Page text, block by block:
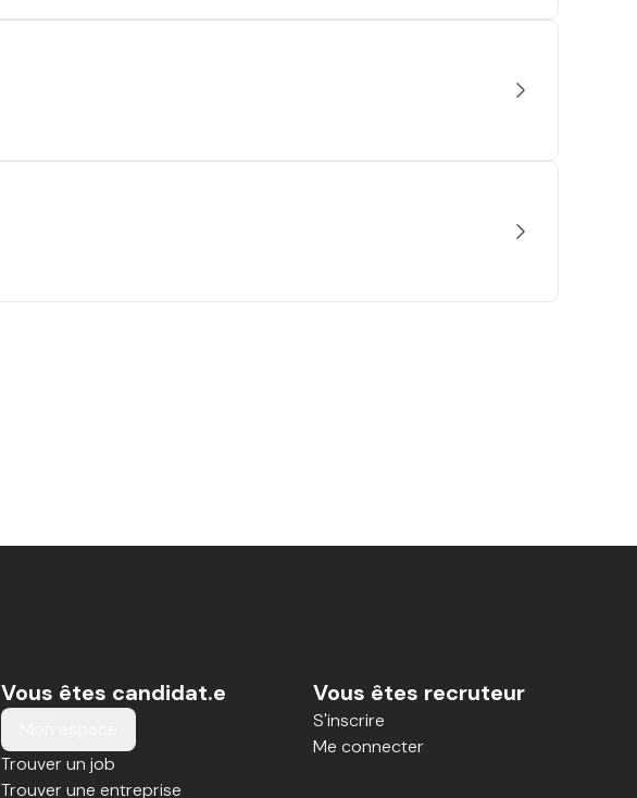
Vous êtes candidat.e
Trouver un job
Trouver une entreprise
Vous êtes recruteur
S'inscrire
Me connecter